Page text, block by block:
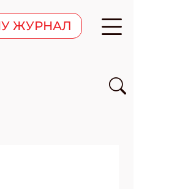
ЖУРНАЛ